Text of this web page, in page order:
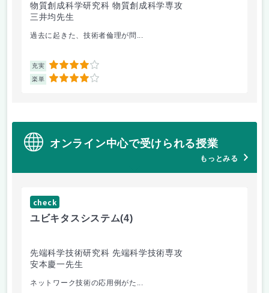
物質創成科学研究科 物質創成科学専攻
三井均先生
過去に起きた、技術者倫理が問...
充実 4
楽単 4
オンライン中心で受けられる授業
もっとみる
check
ユビキタスシステム(4)
先端科学技術研究科 先端科学技術専攻
安本慶一先生
ネットワーク技術の応用例がた...